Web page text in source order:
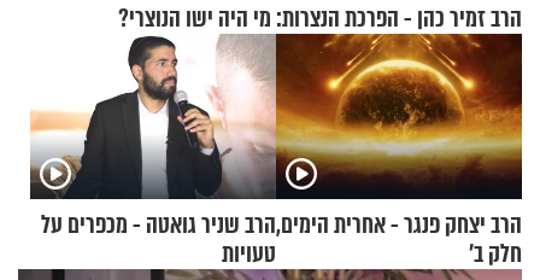
הרב זמיר כהן - הפרכת הנצרות: מי היה ישו הנוצרי?
הרב יצחק פנגר - אחרית הימים,
חלק ב’
הרב שניר גואטה - מכפרים על
טעויות